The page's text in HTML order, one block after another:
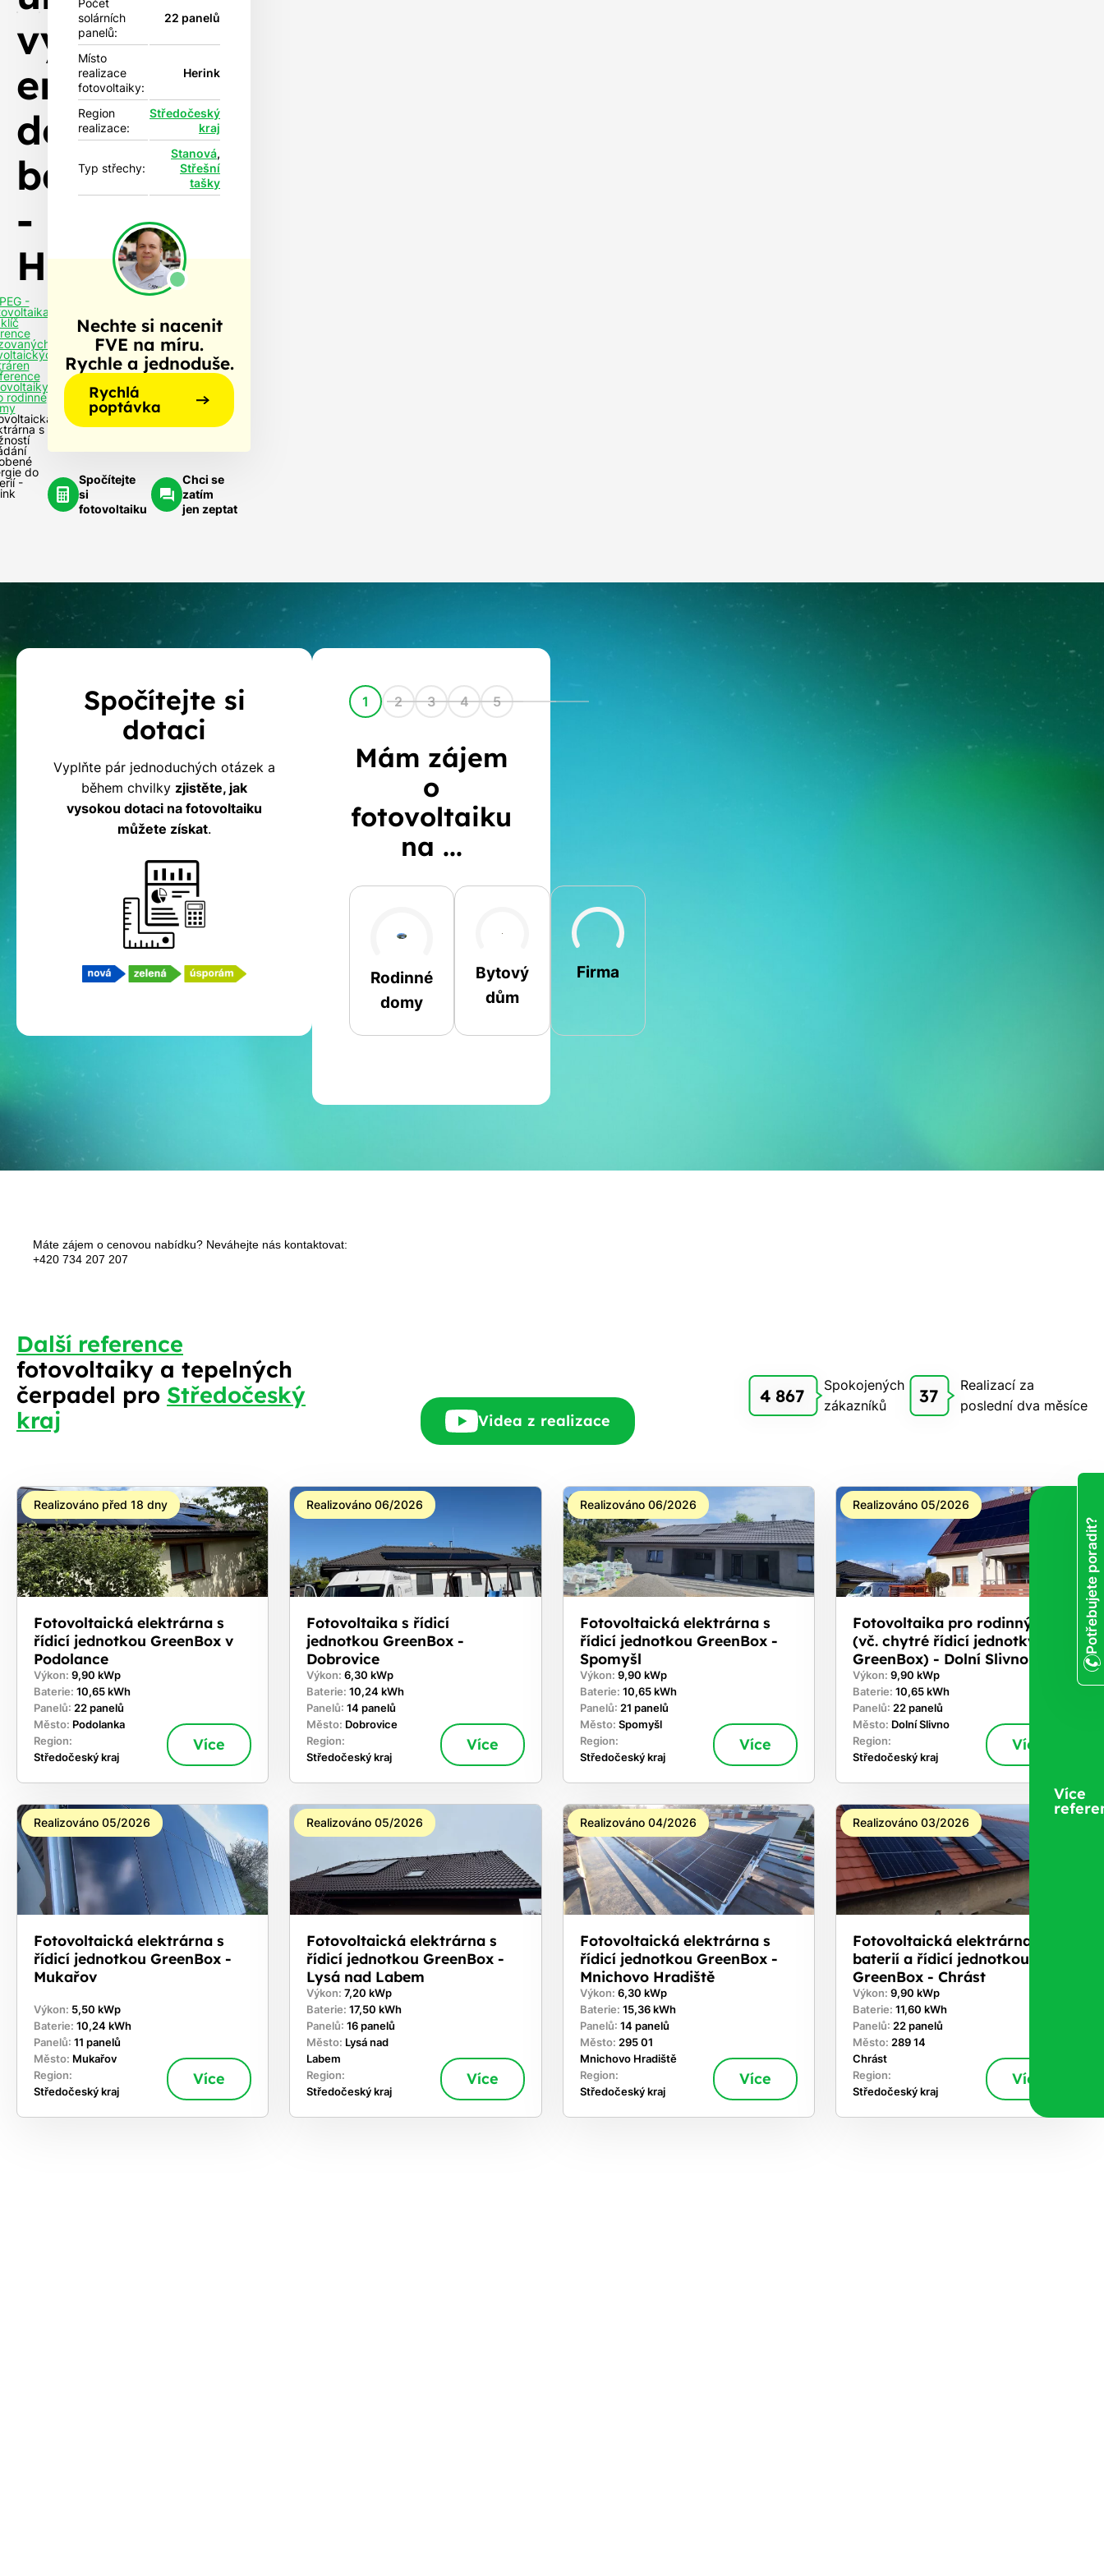
vyrobené
energie
do
baterií
-
Herink
-
rodinné
s
do
-
Počet
solárních
panelů:
22 panelů
Místo
realizace
fotovoltaiky:
Herink
Region
realizace:
Středočeský
kraj
Typ střechy:
Stanová,
Střešní
tašky
Nechte si nacenit
FVE na míru.
Rychle a jednoduše.
Rychlá
poptávka
Spočítejte
si
fotovoltaiku
Chci se
zatím
jen zeptat
Kalkulačka
dotací
na
fotovoltaiku
Spočítejte si
dotaci
Vyplňte pár jednoduchých otázek a
během chvilky zjistěte, jak
vysokou dotaci na fotovoltaiku
můžete získat.
1 2 3 4 5
Mám zájem
o
fotovoltaiku
na ...
Rodinné
domy
Bytový
dům
Firma
Jiná
Jméno a příjmení
Máte zájem o cenovou nabídku? Neváhejte nás kontaktovat:
+420 734 207 207
Další reference
fotovoltaiky a tepelných
čerpadel pro Středočeský
kraj
Videa z realizace
4 867
Spokojených
zákazníků
37
Realizací za
poslední dva měsíce
Realizováno před 18 dny
Fotovoltaická elektrárna s
řídicí jednotkou GreenBox v
Podolance
Výkon: 9,90 kWp
Baterie: 10,65 kWh
Panelů: 22 panelů
Město: Podolanka
Region:
Středočeský kraj
Více
Realizováno 06/2026
Fotovoltaika s řídicí
jednotkou GreenBox -
Dobrovice
Výkon:6,30 kWp
Baterie:10,24 kWh
Panelů:14 panelů
Město: Dobrovice
Region:
Středočeský kraj
Více
Realizováno 06/2026
Fotovoltaická elektrárna s
řídicí jednotkou GreenBox -
Spomyšl
Výkon: 9,90 kWp
Baterie: 10,65 kWh
Panelů: 21 panelů
Město: Spomyšl
Region:
Středočeský kraj
Více
Realizováno 05/2026
Fotovoltaika pro rodinný dům
(vč. chytré řídicí jednotky
GreenBox) - Dolní Slivno
Výkon: 9,90 kWp
Baterie: 10,65 kWh
Panelů: 22 panelů
Město: Dolní Slivno
Region:
Středočeský kraj
Více
Realizováno 05/2026
Fotovoltaická elektrárna s
řídicí jednotkou GreenBox -
Mukařov
Výkon: 5,50 kWp
Baterie: 10,24 kWh
Panelů: 11 panelů
Město: Mukařov
Region:
Středočeský kraj
Více
Realizováno 05/2026
Fotovoltaická elektrárna s
řídicí jednotkou GreenBox -
Lysá nad Labem
Výkon:7,20 kWp
Baterie:17,50 kWh
Panelů:16 panelů
Město: Lysá nad
Labem
Region:
Středočeský kraj
Více
Realizováno 04/2026
Fotovoltaická elektrárna s
řídicí jednotkou GreenBox -
Mnichovo Hradiště
Výkon: 6,30 kWp
Baterie: 15,36 kWh
Panelů: 14 panelů
Město: 295 01
Mnichovo Hradiště
Region:
Středočeský kraj
Více
Realizováno 03/2026
Fotovoltaická elektrárna s
baterií a řídicí jednotkou
GreenBox - Chrást
Výkon: 9,90 kWp
Baterie: 11,60 kWh
Panelů: 22 panelů
Město: 289 14
Chrást
Region:
Středočeský kraj
Více
Více
Potřebujete poradit?